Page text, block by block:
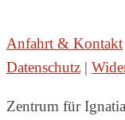
Anfahrt & Kontakt
Datenschutz |
Zentrum für